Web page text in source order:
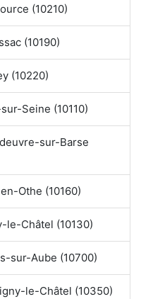
(10210)
(10190)
(10220)
Seine (10110)
sur-Barse
Othe (10160)
le-Châtel (10130)
sur-Aube (10700)
le-Châtel (10350)